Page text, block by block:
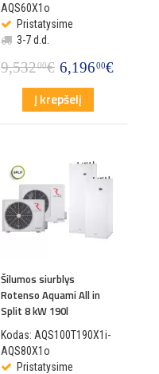
AQS60X1o
Pristatysime
3-7 d.d.
9,53200€ 6,19600€
Į krepšelį
Šilumos siurblys
Rotenso Aquami All in
Split 8 kW 190l
Kodas: AQS100T190X1i-
AQS80X1o
Pristatysime